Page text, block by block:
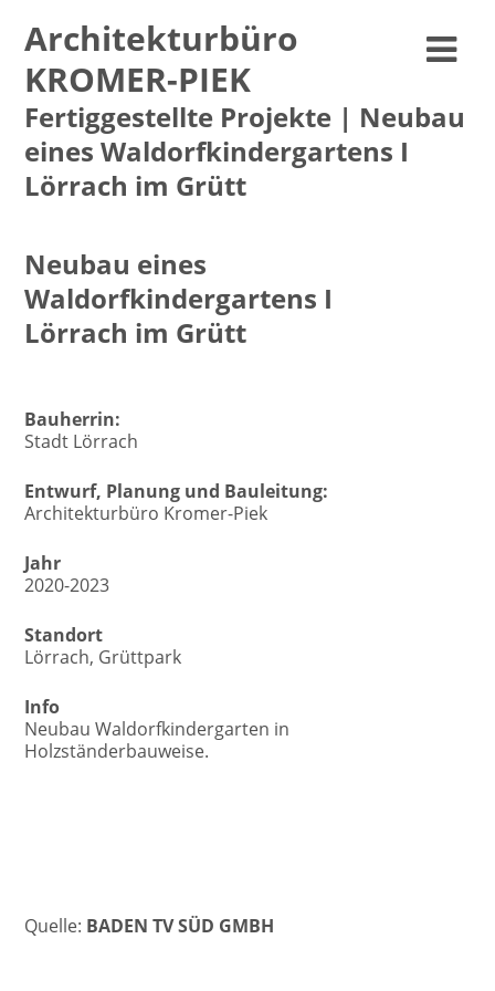
Architekturbüro
KROMER-PIEK
Fertiggestellte Projekte | Neubau
eines Waldorfkindergartens I
Lörrach im Grütt
Neubau eines
Waldorfkindergartens I
Lörrach im Grütt
Bauherrin:
Stadt Lörrach
Entwurf, Planung und Bauleitung:
Architekturbüro Kromer-Piek
Jahr
2020-2023
Standort
Lörrach, Grüttpark
Info
Neubau Waldorfkindergarten in
Holzständerbauweise.
Quelle: BADEN TV SÜD GMBH